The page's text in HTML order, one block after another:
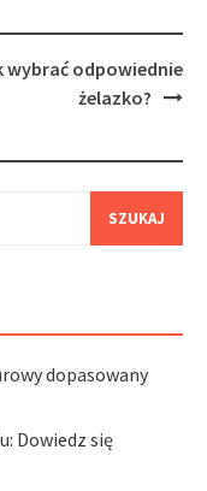
wybrać odpowiednie
żelazko?
dopasowany
Dowiedz się